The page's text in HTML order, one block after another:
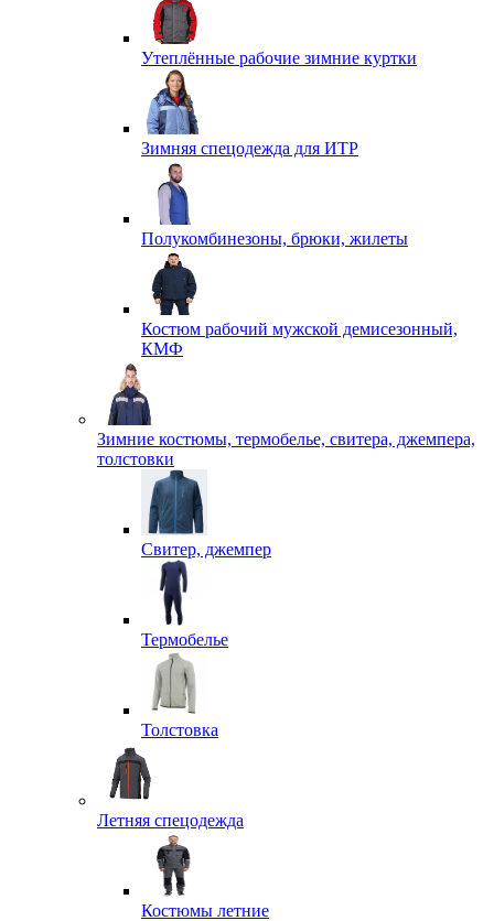
Утеплённые рабочие зимние куртки
Зимняя спецодежда для ИТР
Полукомбинезоны, брюки, жилеты
Костюм рабочий мужской демисезонный,
КМФ
Зимние костюмы, термобелье, свитера, джемпера,
толстовки
Свитер, джемпер
Термобелье
Толстовка
Летняя спецодежда
Костюмы летние